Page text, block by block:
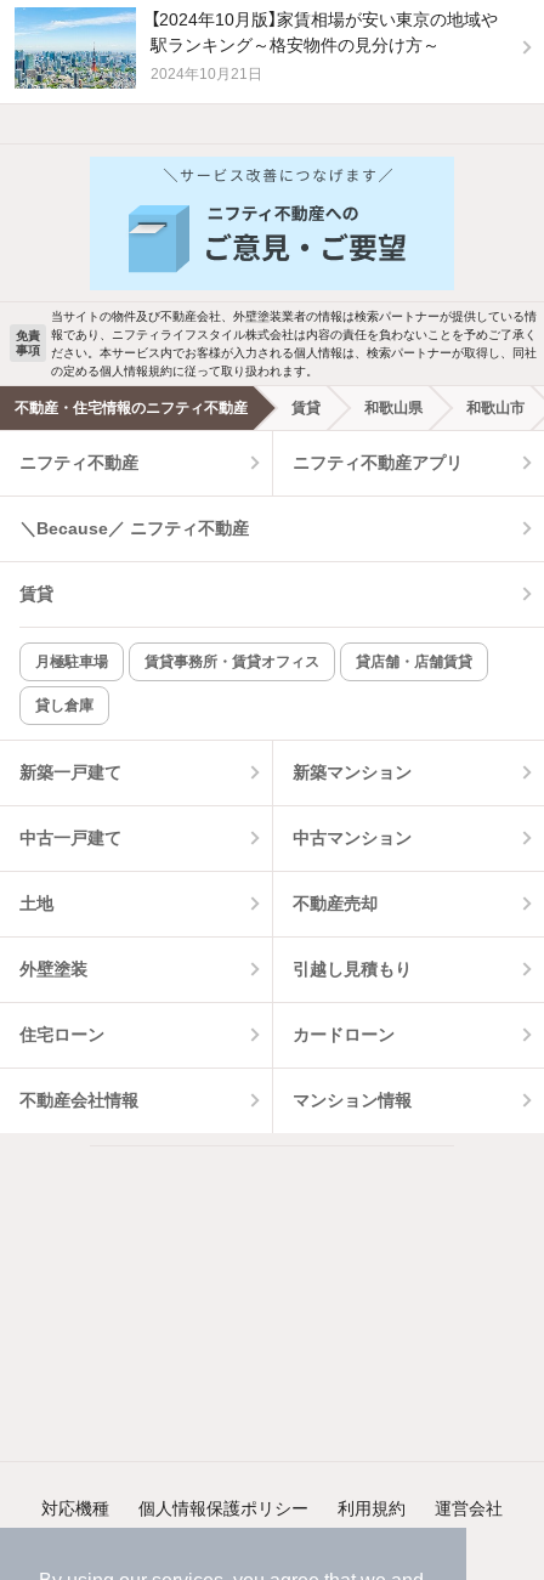
【2024年10月版】家賃相場が安い東京の地域や
駅ランキング～格安物件の見分け方～
2024年10月21日
免責
事項
当サイトの物件及び不動産会社、外壁塗装業者の情報は検索パートナーが提供している情
報であり、ニフティライフスタイル株式会社は内容の責任を負わないことを予めご了承く
ださい。本サービス内でお客様が入力される個人情報は、検索パートナーが取得し、同社
の定める個人情報規約に従って取り扱われます。
不動産・住宅情報のニフティ不動産 賃貸 和歌山県 和歌山市
ニフティ不動産 ニフティ不動産アプリ
＼Because／ ニフティ不動産
賃貸
月極駐車場 賃貸事務所・賃貸オフィス 貸店舗・店舗賃貸
貸し倉庫
新築一戸建て 新築マンション
中古一戸建て 中古マンション
土地 不動産売却
外壁塗装 引越し見積もり
住宅ローン カードローン
不動産会社情報 マンション情報
対応機種 個人情報保護ポリシー 利用規約 運営会社